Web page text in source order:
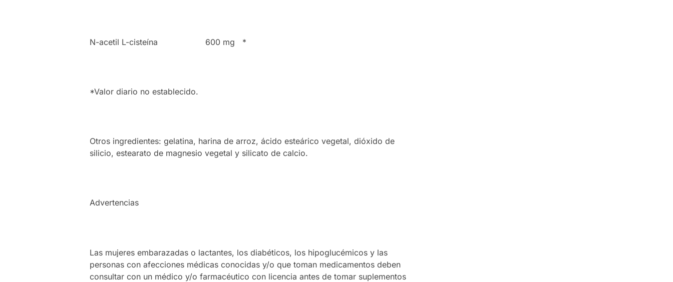
N-acetil L-cisteína 600 mg *
*Valor diario no establecido.
Otros ingredientes: gelatina, harina de arroz, ácido esteárico vegetal, dióxido de
silicio, estearato de magnesio vegetal y silicato de calcio.
Advertencias
Las mujeres embarazadas o lactantes, los diabéticos, los hipoglucémicos y las
personas con afecciones médicas conocidas y/o que toman medicamentos deben
consultar con un médico y/o farmacéutico con licencia antes de tomar suplementos